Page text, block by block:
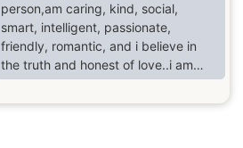
person,am caring, kind, social,
smart, intelligent, passionate,
friendly, romantic, and i believe in
the truth and honest of love..i am
really a very sincere person when it
comes to sharing feelings and